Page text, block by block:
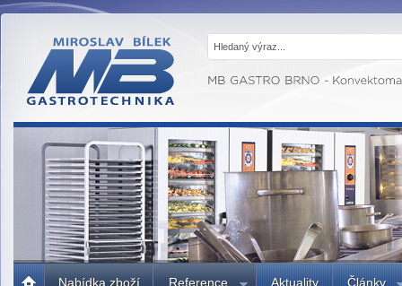
MB GASTRO
BRNO -
Gastrotechnika,
profesionální
kuchyně
Nabídka zboží Reference Aktuality Články